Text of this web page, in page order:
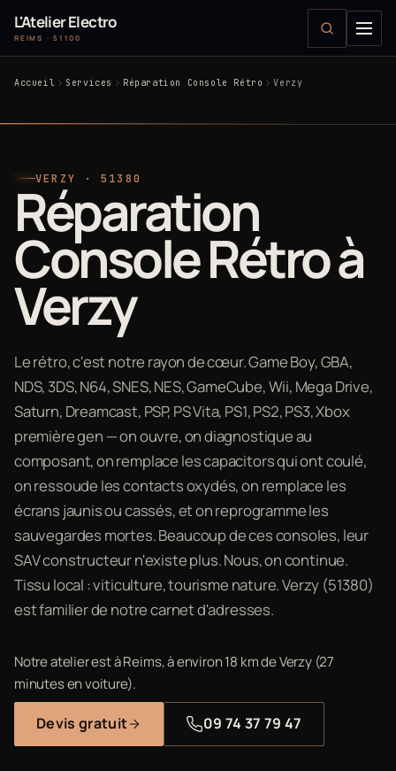
L'Atelier Electro
REIMS · 51100
Accueil Services Réparation Console Rétro Verzy
VERZY · 51380
Réparation
Console Rétro à
Verzy
Le rétro, c'est notre rayon de cœur. Game Boy, GBA,
NDS, 3DS, N64, SNES, NES, GameCube, Wii, Mega Drive,
Saturn, Dreamcast, PSP, PS Vita, PS1, PS2, PS3, Xbox
première gen — on ouvre, on diagnostique au
composant, on remplace les capacitors qui ont coulé,
on ressoude les contacts oxydés, on remplace les
écrans jaunis ou cassés, et on reprogramme les
sauvegardes mortes. Beaucoup de ces consoles, leur
SAV constructeur n'existe plus. Nous, on continue.
Tissu local : viticulture, tourisme nature. Verzy (51380)
est familier de notre carnet d'adresses.
Notre atelier est à Reims, à environ 18 km de Verzy (27
minutes en voiture).
Devis gratuit 09 74 37 79 47